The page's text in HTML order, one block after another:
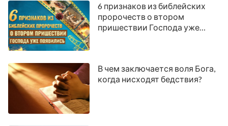
6 признаков из библейских
пророчеств о втором
пришествии Господа уже
В чем заключается воля Бога,
когда нисходят бедствия?